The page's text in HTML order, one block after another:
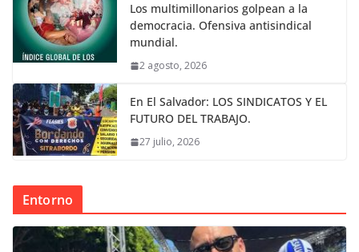
Los multimillonarios golpean a la
democracia. Ofensiva antisindical
mundial.
2 agosto, 2026
En El Salvador: LOS SINDICATOS Y EL
FUTURO DEL TRABAJO.
27 julio, 2026
Entorno